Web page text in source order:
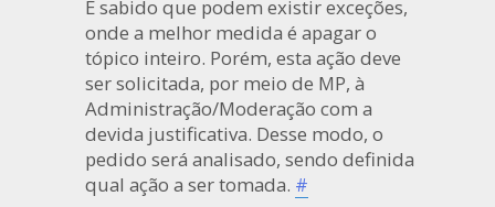
É sabido que podem existir exceções,
onde a melhor medida é apagar o
tópico inteiro. Porém, esta ação deve
ser solicitada, por meio de MP, à
Administração/Moderação com a
devida justificativa. Desse modo, o
pedido será analisado, sendo definida
qual ação a ser tomada. #